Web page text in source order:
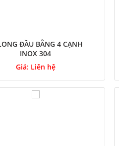
ĐẦU BẰNG 4 CẠNH
INOX 304
Giá: Liên hệ